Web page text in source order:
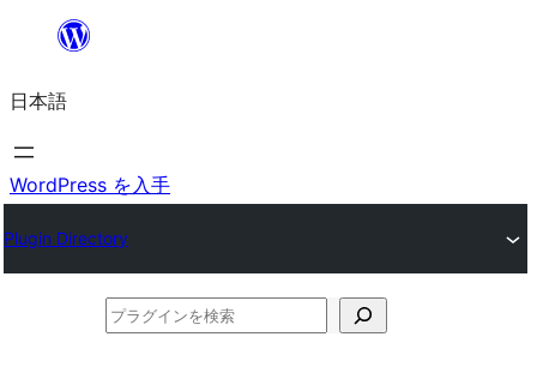
を
ス
キ
プ
日本語
WordPress を入手
Plugin Directory
プ